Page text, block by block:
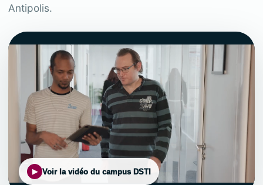
Antipolis.
Voir la vidéo du campus DSTI